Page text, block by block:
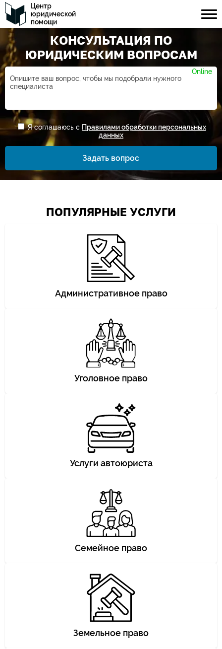
Центр
юридической
помощи
КОНСУЛЬТАЦИЯ ПО
ЮРИДИЧЕСКИМ ВОПРОСАМ
Ваше имя*
Я соглашаюсь с Правилами обработки персональных
данных
Задать вопрос
ПОПУЛЯРНЫЕ УСЛУГИ
Административное право
Уголовное право
Услуги автоюриста
Семейное право
Земельное право